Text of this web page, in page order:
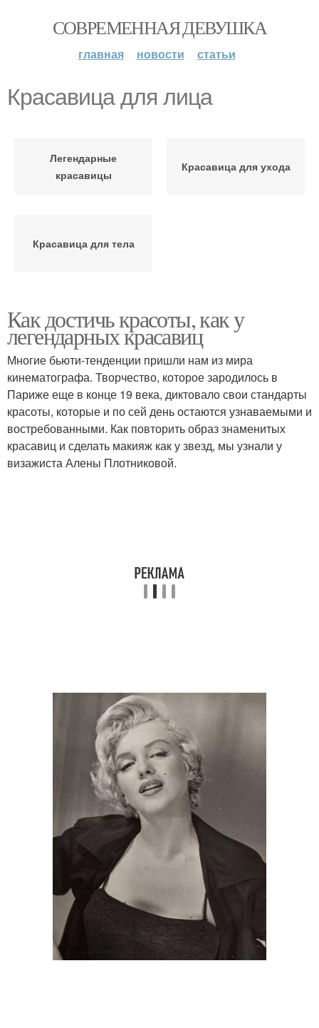
СОВРЕМЕННАЯ ДЕВУШКА
главная новости статьи
Красавица для лица
Легендарные
красавицы
Красавица для ухода
Красавица для тела
Как достичь красоты, как у
легендарных красавиц
Многие бьюти-тенденции пришли нам из мира
кинематографа. Творчество, которое зародилось в
Париже еще в конце 19 века, диктовало свои стандарты
красоты, которые и по сей день остаются узнаваемыми и
востребованными. Как повторить образ знаменитых
красавиц и сделать макияж как у звезд, мы узнали у
визажиста Алены Плотниковой.